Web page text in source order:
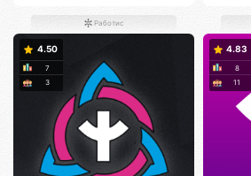
Работис
4.50
3
7
4.83
11
8